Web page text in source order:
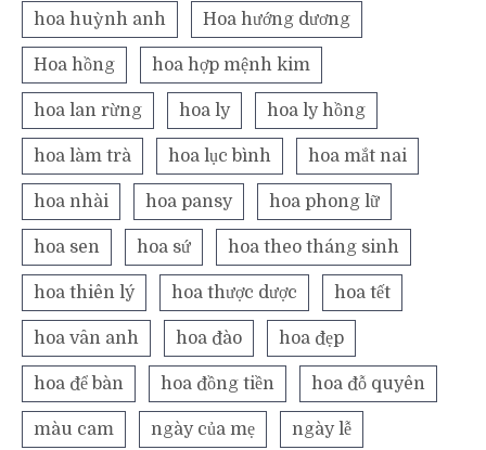
hoa huỳnh anh Hoa hướng dương
Hoa hồng hoa hợp mệnh kim
hoa lan rừng hoa ly hoa ly hồng
hoa làm trà hoa lục bình hoa mắt nai
hoa nhài hoa pansy hoa phong lữ
hoa sen hoa sứ hoa theo tháng sinh
hoa thiên lý hoa thược dược hoa tết
hoa vân anh hoa đào hoa đẹp
hoa để bàn hoa đồng tiền hoa đỗ quyên
màu cam ngày của mẹ ngày lễ